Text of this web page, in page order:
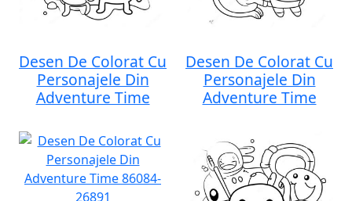
Desen De Colorat Cu
Personajele Din
Adventure Time
Desen De Colorat Cu
Personajele Din
Adventure Time